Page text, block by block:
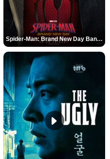
Spider-Man: Brand New Day Bande-annonce (3) VO STFR